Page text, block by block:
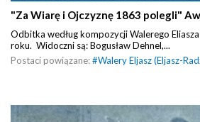
"Za Wiarę i Ojczyznę 1863 polegli"
Odbitka według kompozycji Walerego
roku. Widoczni są: Bogusław Dehnel,...
Postaci powiązane:#Walery Eljasz (Eljasz-